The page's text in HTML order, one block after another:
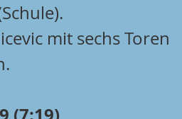
mit sechs Toren